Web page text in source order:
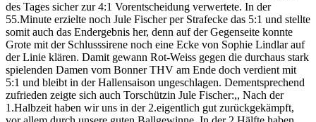
des Tages sicher zur 4:1 Vorentscheidung verwertete. In der
55.Minute erzielte noch Jule Fischer per Strafecke das 5:1 und stellte
somit auch das Endergebnis her, denn auf der Gegenseite konnte
Grote mit der Schlusssirene noch eine Ecke von Sophie Lindlarauf
der Linie klären. Damit gewann Rot-Weiss gegen die durchaus stark
spielenden Damen vom Bonner THV am Ende doch verdient mit
5:1 und bleibt in der Hallensaison ungeschlagen. Dementsprechend
zufrieden zeigte sich auch Torschützin Jule Fischer:,, Nach der
1.Halbzeit haben wir uns in der 2.eigentlich gut zurückgekämpft,